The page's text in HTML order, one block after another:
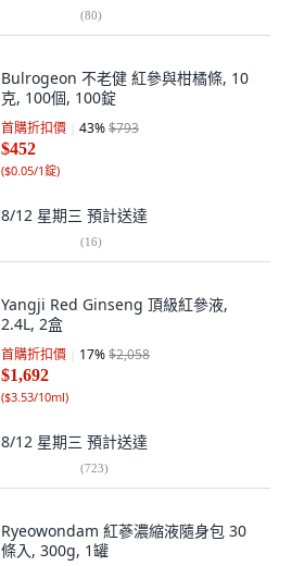
(80)
Bulrogeon 不老健 紅參與柑橘條, 10
克, 100個, 100錠
首購折扣價 43%$793
$452
($0.05/1錠)
8/12 星期三 預計送達
(16)
Yangji Red Ginseng 頂級紅參液,
2.4L, 2盒
首購折扣價 17%$2,058
$1,692
($3.53/10ml)
8/12 星期三 預計送達
(723)
Ryeowondam 紅蔘濃縮液隨身包 30
條入, 300g, 1罐